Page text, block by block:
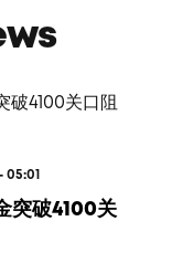
突破4100关